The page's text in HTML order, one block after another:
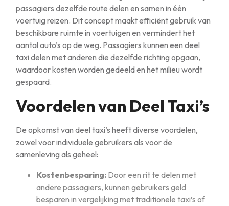
passagiers dezelfde route delen en samen in één
voertuig reizen. Dit concept maakt efficiënt gebruik van
beschikbare ruimte in voertuigen en vermindert het
aantal auto’s op de weg. Passagiers kunnen een deel
taxi delen met anderen die dezelfde richting opgaan,
waardoor kosten worden gedeeld en het milieu wordt
gespaard.
Voordelen van Deel Taxi’s
De opkomst van deel taxi’s heeft diverse voordelen,
zowel voor individuele gebruikers als voor de
samenleving als geheel:
Kostenbesparing: Door een rit te delen met
andere passagiers, kunnen gebruikers geld
besparen in vergelijking met traditionele taxi’s of